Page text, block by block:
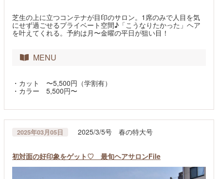
芝生の上に立つコンテナが目印のサロン。1席のみで人目を気
にせず過ごせるプライベート空間♪「こうなりたかった」ヘア
を叶えてくれる。予約は月〜金曜の平日が狙い目！
MENU
・カット 〜5,500円（学割有）
・カラー 5,500円〜
2025年03月05日 2025/3/5号 春の特大号
初対面の好印象をゲット♡ 最旬ヘアサロンFile